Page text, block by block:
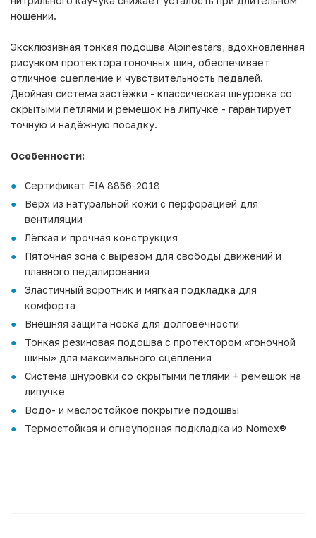
ношении.
Эксклюзивная тонкая подошва Alpinestars, вдохновлённая
рисунком протектора гоночных шин, обеспечивает
отличное сцепление и чувствительность педалей.
Двойная система застёжки - классическая шнуровка со
скрытыми петлями и ремешок на липучке - гарантирует
точную и надёжную посадку.
Особенности:
Сертификат FIA 8856-2018
Верх из натуральной кожи с перфорацией для
вентиляции
Лёгкая и прочная конструкция
Пяточная зона с вырезом для свободы движений и
плавного педалирования
Эластичный воротник и мягкая подкладка для
комфорта
Внешняя защита носка для долговечности
Тонкая резиновая подошва с протектором «гоночной
шины» для максимального сцепления
Система шнуровки со скрытыми петлями + ремешок на
липучке
Водо- и маслостойкое покрытие подошвы
Термостойкая и огнеупорная подкладка из Nomex®